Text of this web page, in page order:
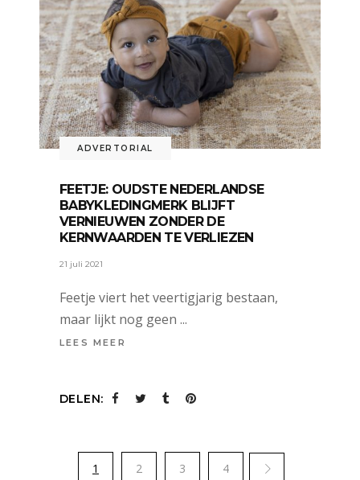
ADVERTORIAL
FEETJE: OUDSTE NEDERLANDSE
BABYKLEDINGMERK BLIJFT
VERNIEUWEN ZONDER DE
KERNWAARDEN TE VERLIEZEN
21 juli 2021
Feetje viert het veertigjarig bestaan,
maar lijkt nog geen
LEES MEER
DELEN:
1 2 3 4